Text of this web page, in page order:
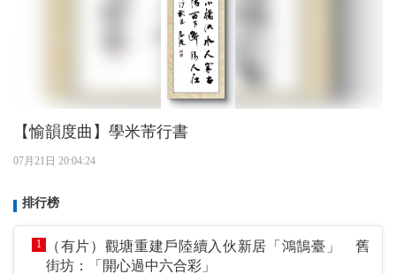
【愉韻度曲】學米芾行書
07月21日 20:04:24
排行榜
1
（有片）觀塘重建戶陸續入伙新居「鴻鵠臺」 舊
街坊：「開心過中六合彩」